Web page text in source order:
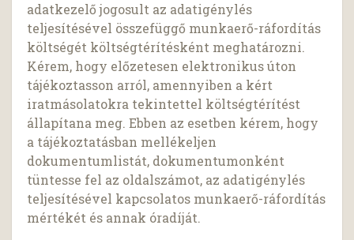
adatkezelő jogosult az adatigénylés
teljesítésével összefüggő munkaerő-ráfordítás
költségét költségtérítésként meghatározni.
Kérem, hogy előzetesen elektronikus úton
tájékoztasson arról, amennyiben a kért
iratmásolatokra tekintettel költségtérítést
állapítana meg. Ebben az esetben kérem, hogy
a tájékoztatásban mellékeljen
dokumentumlistát, dokumentumonként
tüntesse fel az oldalszámot, az adatigénylés
teljesítésével kapcsolatos munkaerő-ráfordítás
mértékét és annak óradíját.